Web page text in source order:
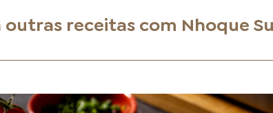
outras receitas com Nhoque